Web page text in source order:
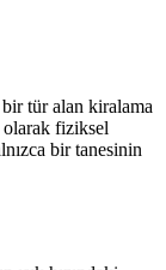
bir tür alan kiralama
olarak fiziksel
bir tanesinin